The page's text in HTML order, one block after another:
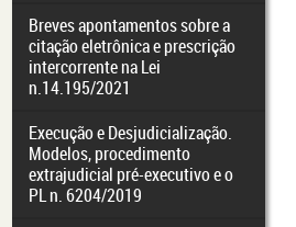
Breves apontamentos sobre a
citação eletrônica e prescrição
intercorrente na Lei
n.14.195/2021
Execução e Desjudicialização.
Modelos, procedimento
extrajudicial pré-executivo e o
PL n. 6204/2019